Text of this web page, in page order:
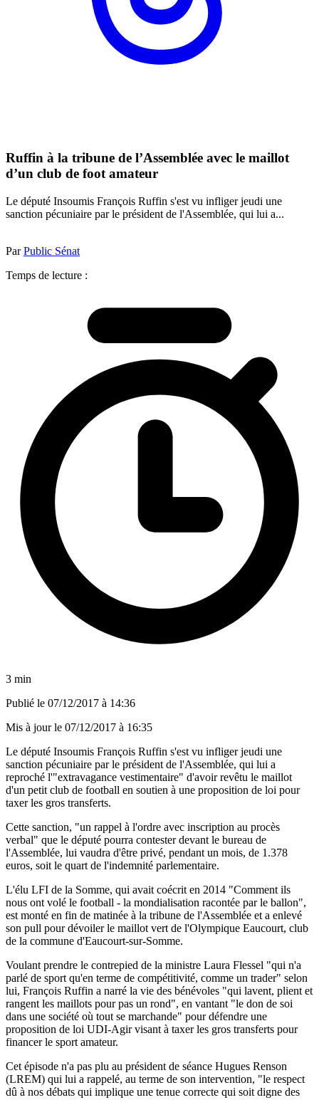
Ruffin à la tribune de l’Assemblée avec le maillot
d’un club de foot amateur
Le député Insoumis François Ruffin s'est vu infliger jeudi une
sanction pécuniaire par le président de l'Assemblée, qui lui a...
ParPublic Sénat
Temps de lecture :
3 min
Publié le 07/12/2017 à 14:36
Mis à jour le 07/12/2017 à 16:35
Le député Insoumis François Ruffin s'est vu infliger jeudi une
sanction pécuniaire par le président de l'Assemblée, qui lui a
reproché l'"extravagance vestimentaire" d'avoir revêtu le maillot
d'un petit club de football en soutien à une proposition de loi pour
taxer les gros transferts.
Cette sanction, "un rappel à l'ordre avec inscription au procès
verbal" que le député pourra contester devant le bureau de
l'Assemblée, lui vaudra d'être privé, pendant un mois, de 1.378
euros, soit le quart de l'indemnité parlementaire.
L'élu LFI de la Somme, qui avait coécrit en 2014 "Comment ils
nous ont volé le football - la mondialisation racontée par le ballon",
est monté en fin de matinée à la tribune de l'Assemblée et a enlevé
son pull pour dévoiler le maillot vert de l'Olympique Eaucourt, club
de la commune d'Eaucourt-sur-Somme.
Voulant prendre le contrepied de la ministre Laura Flessel "qui n'a
parlé de sport qu'en terme de compétitivité, comme un trader" selon
lui, François Ruffin a narré la vie des bénévoles "qui lavent, plient et
rangent les maillots pour pas un rond", en vantant "le don de soi
dans une société où tout se marchande" pour défendre une
proposition de loi UDI-Agir visant à taxer les gros transferts pour
financer le sport amateur.
Cet épisode n'a pas plu au président de séance Hugues Renson
(LREM) qui lui a rappelé, au terme de son intervention, "le respect
dû à nos débats qui implique une tenue correcte qui soit digne des